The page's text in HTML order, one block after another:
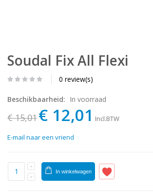
Soudal Fix All Flexi
0 review(s)
Beschikbaarheid: In voorraad
€ 15,01€ 12,01 Incl.BTW
E-mail naar een vriend
In winkelwagen